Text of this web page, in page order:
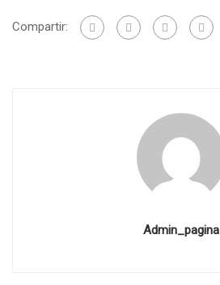
Compartir:
Admin_pagina